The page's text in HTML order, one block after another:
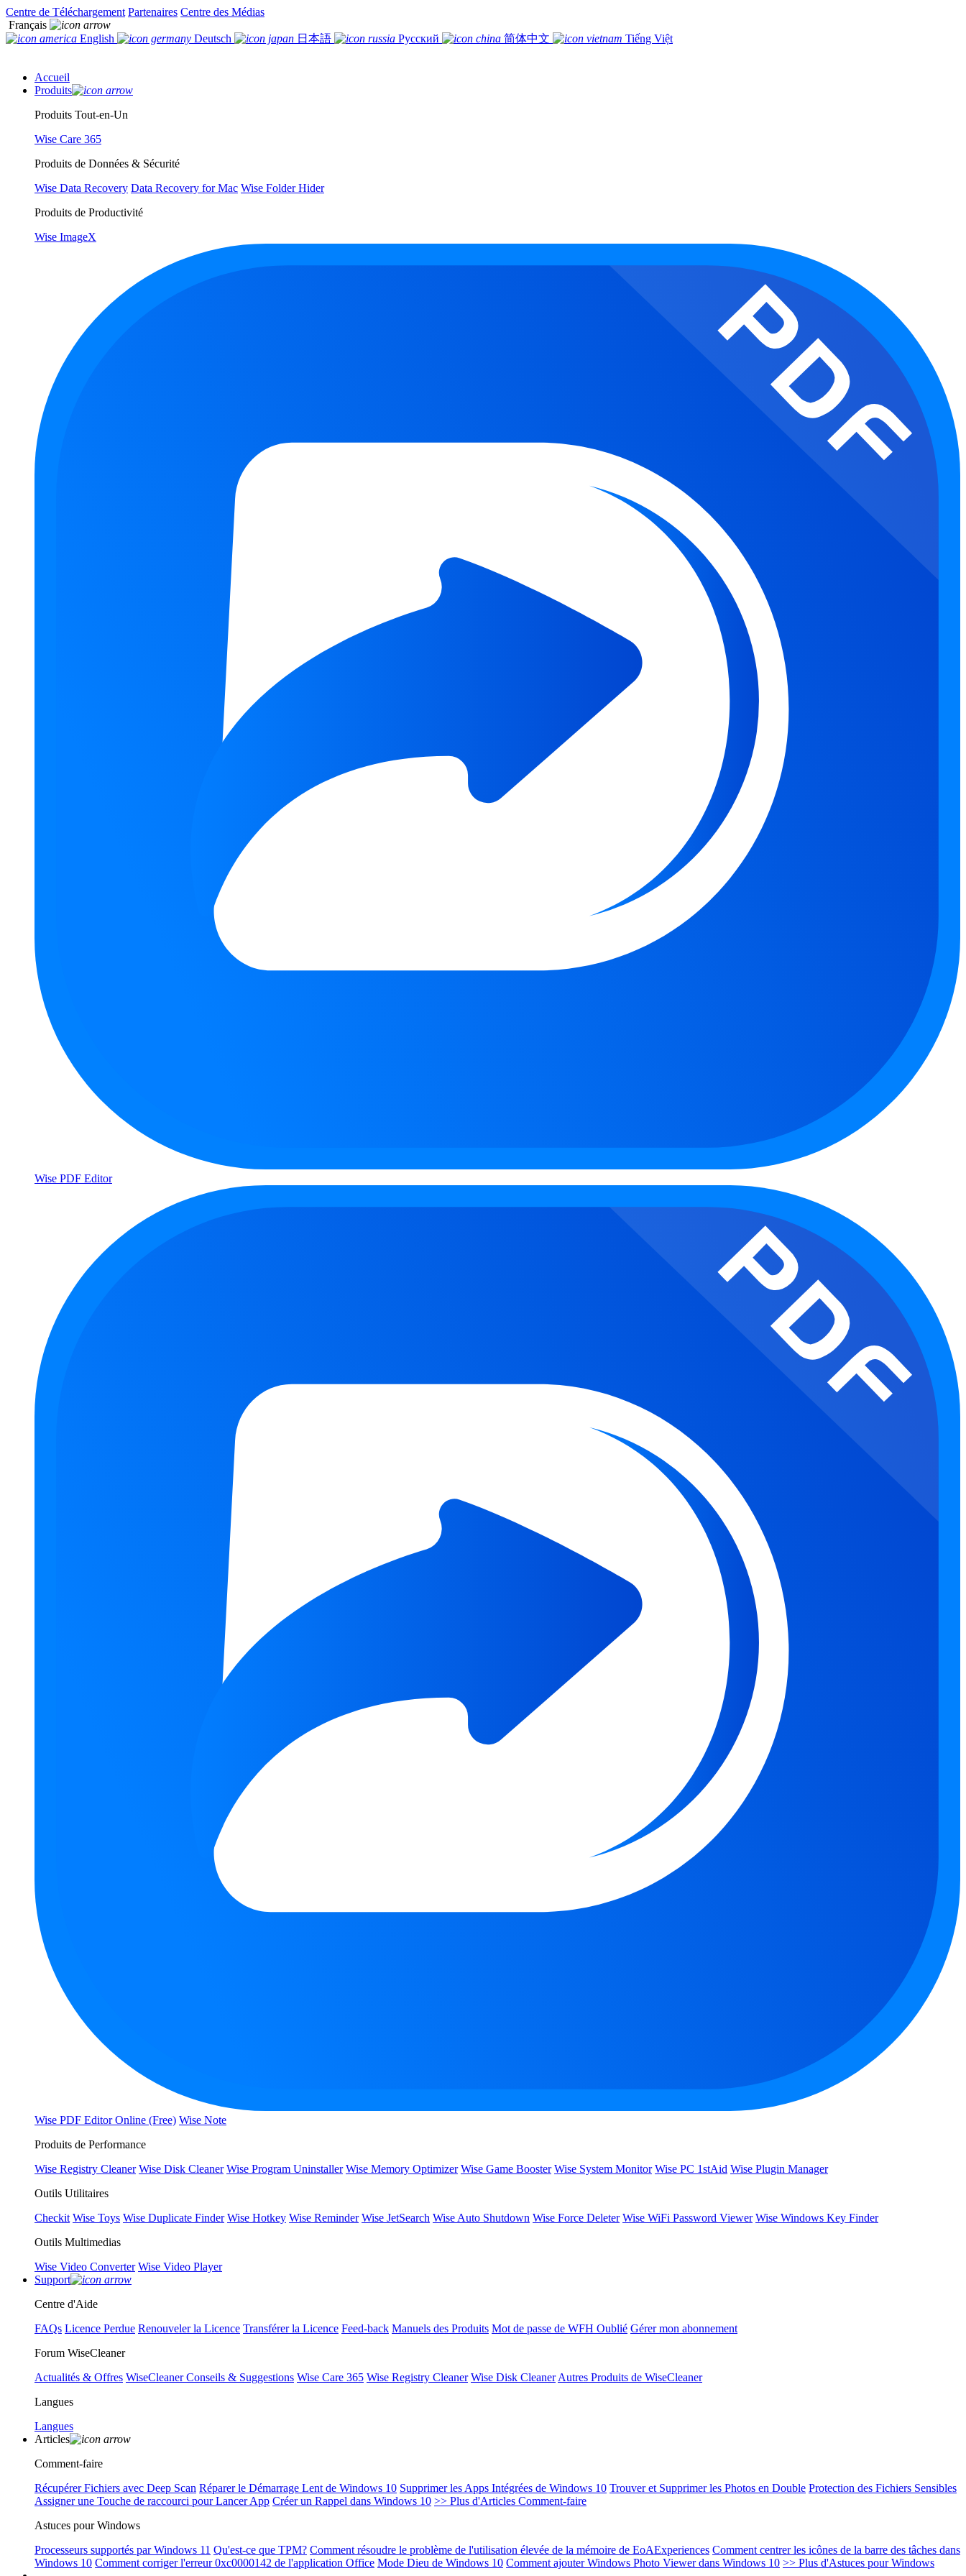
Centre de Téléchargement Partenaires Centre des Médias
Français
English
Deutsch 日本語 Русский 简体中文 Tiếng Việt
Accueil
Produits
Produits Tout-en-Un
Wise Care 365
Produits de Données & Sécurité
Wise Data Recovery Data Recovery for Mac Wise Folder Hider
Produits de Productivité
Wise ImageX
Wise PDF Editor
Wise PDF Editor Online (Free) Wise Note
Produits de Performance
Wise Registry Cleaner Wise Disk Cleaner Wise Program Uninstaller Wise Memory Optimizer Wise Game Booster Wise System Monitor Wise PC 1stAid Wise Plugin Manager
Outils Utilitaires
Checkit Wise Toys Wise Duplicate Finder Wise Hotkey Wise Reminder Wise JetSearch Wise Auto Shutdown Wise Force Deleter Wise WiFi Password Viewer Wise Windows Key Finder
Outils Multimedias
Wise Video Converter Wise Video Player
Support
Centre d'Aide
FAQs Licence Perdue Renouveler la Licence Transférer la Licence Feed-back Manuels des Produits Mot de passe de WFH Oublié Gérer mon abonnement
Forum WiseCleaner
Actualités & Offres WiseCleaner Conseils & Suggestions Wise Care 365 Wise Registry Cleaner Wise Disk Cleaner Autres Produits de WiseCleaner
Langues
Langues
Articles
Comment-faire
Récupérer Fichiers avec Deep Scan Réparer le Démarrage Lent de Windows 10 Supprimer les Apps Intégrées de Windows 10 Trouver et Supprimer les Photos en Double Protection des Fichiers Sensibles
Assigner une Touche de raccourci pour Lancer App Créer un Rappel dans Windows 10 >> Plus d'Articles Comment-faire
Astuces pour Windows
Processeurs supportés par Windows 11 Qu'est-ce que TPM? Comment résoudre le problème de l'utilisation élevée de la mémoire de EoAExperiences Comment centrer les icônes de la barre des tâches dans
Windows 10 Comment corriger l'erreur 0xc0000142 de l'application Office Mode Dieu de Windows 10 Comment ajouter Windows Photo Viewer dans Windows 10 >> Plus d'Astuces pour Windows